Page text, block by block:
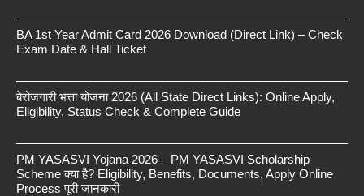
BA 1st Year Admit Card 2026 Download (Direct Link) – Check
Exam Date & Hall Ticket
बेरोजगारी भत्ता योजना 2026 (All State Direct Links): Online Apply,
Eligibility, Status Check & Complete Guide
PM YASASVI Yojana 2026 – PM YASASVI Scholarship
Scheme क्या है? Eligibility, Benefits, Documents, Apply Online
Process पूरी जानकारी